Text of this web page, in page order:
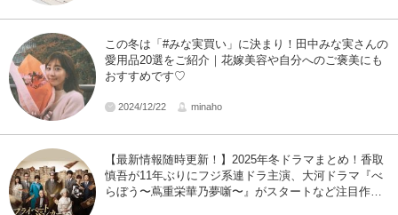
この冬は「#みな実買い」に決まり！田中みな実さんの
愛用品20選をご紹介｜花嫁美容や自分へのご褒美にも
おすすめです♡
2024/12/22 minaho
【最新情報随時更新！】2025年冬ドラマまとめ！香取
慎吾が11年ぶりにフジ系連ドラ主演、大河ドラマ『べ
らぼう〜蔦重栄華乃夢噺〜』がスタートなど注目作が